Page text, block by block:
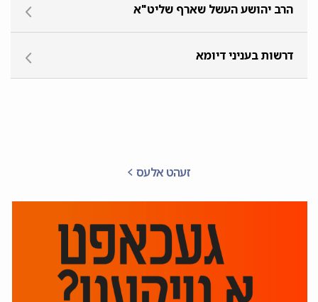
זעהט אלעס
הרב יהושע העשל שארף שליט"א
דרשות בעניני דיומא